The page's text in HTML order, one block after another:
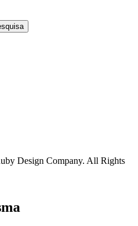
Design Company. All Rights